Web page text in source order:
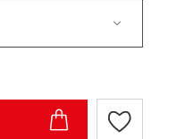
Zur